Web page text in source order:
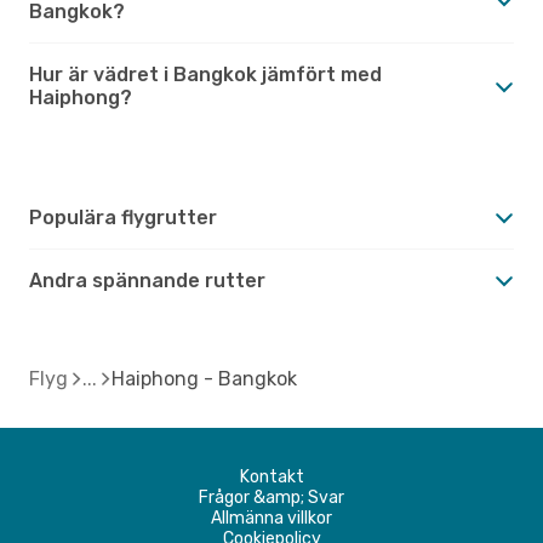
Bangkok?
Hur är vädret i Bangkok jämfört med
Haiphong?
Populära flygrutter
Andra spännande rutter
Flyg Haiphong - Bangkok
Kontakt
Frågor &amp; Svar
Allmänna villkor
Cookiepolicy